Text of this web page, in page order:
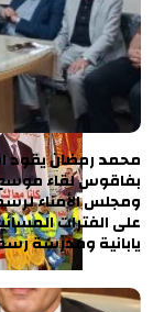
محمد رمضان يقود
بفاقوس لقاء موسع
ومجلس الأمناء
على الفترات
يابانية ومدرسة